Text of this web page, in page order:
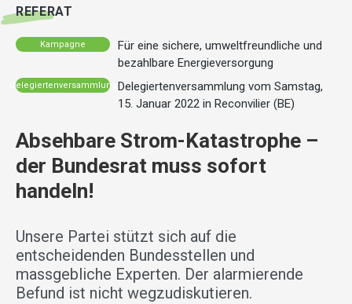
REFERAT
Kampagne
Für eine sichere, umweltfreundliche und
bezahlbare Energieversorgung
Delegiertenversammlung
Delegiertenversammlung vom Samstag,
15. Januar 2022 in Reconvilier (BE)
Absehbare Strom-Katastrophe –
der Bundesrat muss sofort
handeln!
Unsere Partei stützt sich auf die
entscheidenden Bundesstellen und
massgebliche Experten. Der alarmierende
Befund ist nicht wegzudiskutieren.